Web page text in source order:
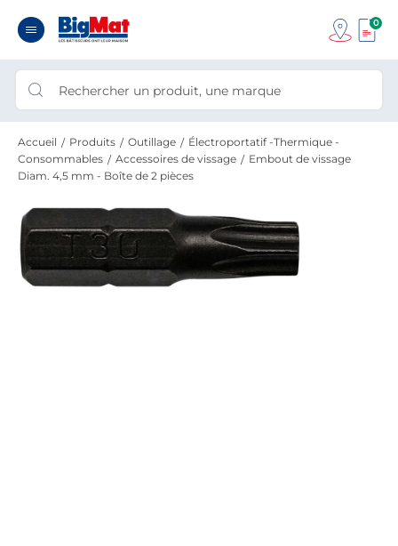
0
Accueil Produits Outillage
Électroportatif -Thermique -
Consommables
Accessoires de vissage
Embout de vissage
Diam. 4,5 mm - Boîte de 2 pièces